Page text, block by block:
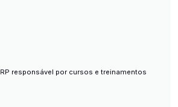
responsável por cursos e treinamentos